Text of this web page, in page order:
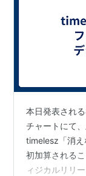
本日発表され
チャートにて
timelesz「消
初加算される
ィジカルリリ